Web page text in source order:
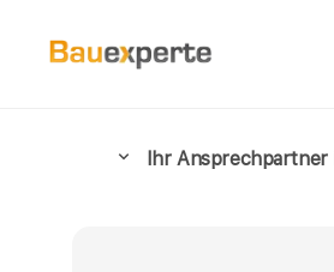
Ihr Ansprechpartner